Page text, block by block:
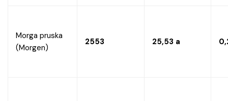
Morga pruska
(Morgen)
2553 25,53 a